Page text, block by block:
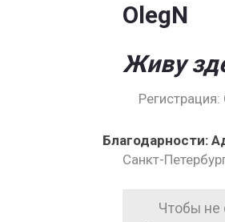
OlegN
Живу
Благодарности:
Санкт-
Чтобы не